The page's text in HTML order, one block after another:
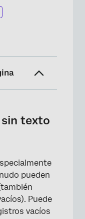
registros
sin texto
pueden
Puede
vacíos